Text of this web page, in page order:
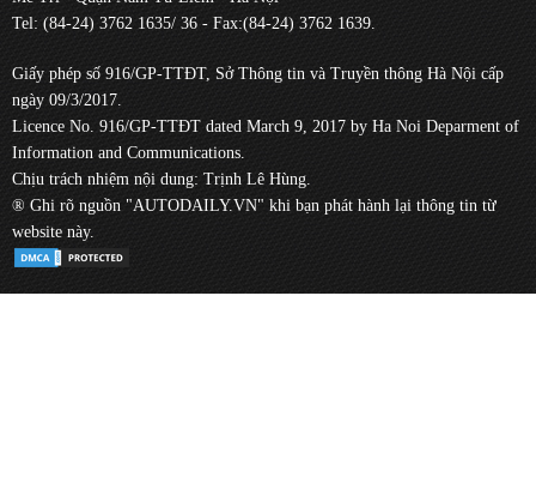
Tel: (84-24) 3762 1635/ 36 - Fax:(84-24) 3762 1639.
Giấy phép số 916/GP-TTĐT, Sở Thông tin và Truyền thông Hà Nội cấp
ngày 09/3/2017.
Licence No. 916/GP-TTĐT dated March 9, 2017 by Ha Noi Deparment of
Information and Communications.
Chịu trách nhiệm nội dung: Trịnh Lê Hùng.
® Ghi rõ nguồn "AUTODAILY.VN" khi bạn phát hành lại thông tin từ
website này.